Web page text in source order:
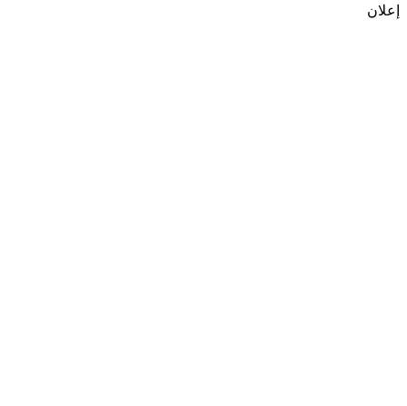
إعلان